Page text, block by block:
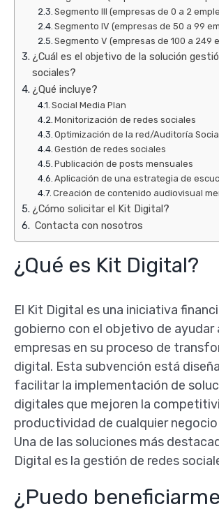
Segmento III (empresas de 0 a 2
Segmento IV (empresas de 50 a 99
Segmento V (empresas de 100 a 249
¿Cuál es el objetivo de la solución
sociales?
¿Qué incluye?
Social Media Plan
Monitorización de redes sociales
Optimización de la red/Auditoría
Gestión de redes sociales
Publicación de posts mensuales
Aplicación de una estrategia de
Creación de contenido audiovisual
¿Cómo solicitar el Kit Digital?
Contacta con nosotros
¿Qué es Kit Digital?
El Kit Digital es una iniciativa
gobierno con el objetivo de ayudar
empresas en su proceso de
digital. Esta subvención está
facilitar la implementación de
digitales que mejoren la
productividad de cualquier
Una de las soluciones más
Digital es la gestión de redes
¿Puedo